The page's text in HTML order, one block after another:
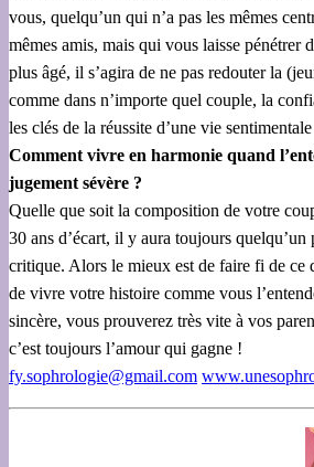
vous, quelqu’un qui n’a pas les mêmes
mêmes amis, mais qui vous laisse pénétrer
plus âgé, il s’agira de ne pas redouter la
comme dans n’importe quel couple, la
les clés de la réussite d’une vie
Comment vivre en harmonie quand
jugement sévère ?
Quelle que soit la composition de votre
30 ans d’écart, il y aura toujours quelqu’un
critique. Alors le mieux est de faire fi de ce
de vivre votre histoire comme vous
sincère, vous prouverez très vite à vos
c’est toujours l’amour qui gagne !
fy.sophrologie@gmail.com